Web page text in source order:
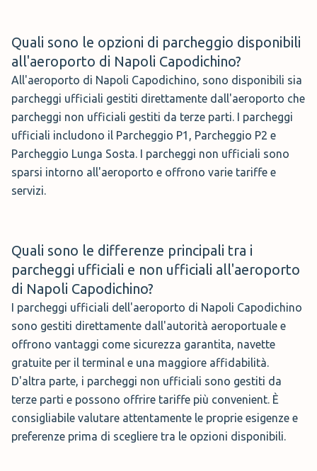
Area di Sosta Bacio al Volo | Parcheggio Sosta
breve
Questa è l’area di sosta che l’aeroporto di
Napoli mette a disposizione per gli
accompagnatori, infatti il parcheggio è
gratis, ma non è possibile sostare o
transitare nell’area per più di 10 minuti. Insomma hai
consentito.
Parcheggio Motocicli
Parcheggio ufficiale di Napoli dedicato alla
sosta dei motocicli, dispone di 74 posteggi
e prevede l’accesso diretto a piedi al
terminal dell’aeroporto.
Prezzi Parcheggio a Napoli Aeroporto giornaliero,
prenotando on-line: 6 €
Quali sono le opzioni di parcheggio disponibili
all'aeroporto di Napoli Capodichino?
All'aeroporto di Napoli Capodichino, sono disponibili sia
parcheggi ufficiali gestiti direttamente dall'aeroporto che
parcheggi non ufficiali gestiti da terze parti. I parcheggi
ufficiali includono il Parcheggio P1, Parcheggio P2 e
Parcheggio Lunga Sosta. I parcheggi non ufficiali sono
sparsi intorno all'aeroporto e offrono varie tariffe e
servizi.
Quali sono le differenze principali tra i
parcheggi ufficiali e non ufficiali all'aeroporto
di Napoli Capodichino?
I parcheggi ufficiali dell'aeroporto di Napoli Capodichino
sono gestiti direttamente dall'autorità aeroportuale e
offrono vantaggi come sicurezza garantita, navette
gratuite per il terminal e una maggiore affidabilità.
D'altra parte, i parcheggi non ufficiali sono gestiti da
terze parti e possono offrire tariffe più convenient. È
consigliabile valutare attentamente le proprie esigenze e
preferenze prima di scegliere tra le opzioni disponibili.